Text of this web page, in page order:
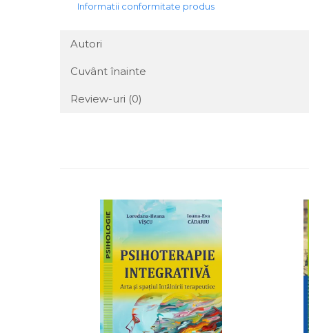
Informatii conformitate produs
Autori
Cuvânt înainte
Review-uri (0)